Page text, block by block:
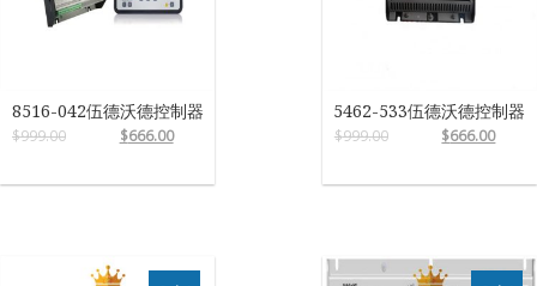
8516-042伍德沃德控制器
$999.00 $666.00
5462-533伍德沃德控制器
$999.00 $666.00